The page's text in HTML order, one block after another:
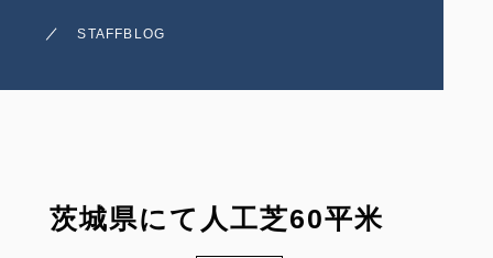
STAFFBLOG
茨城県にて人工芝60平米